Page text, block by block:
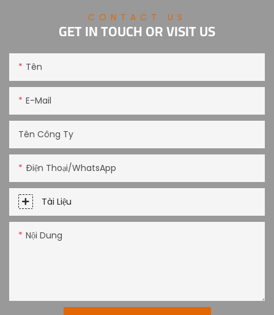
CONTACT US
GET IN TOUCH OR VISIT US
Tên
E-Mail
Tên Công Ty
Điện Thoại/WhatsApp
Tài Liệu
Nội Dung